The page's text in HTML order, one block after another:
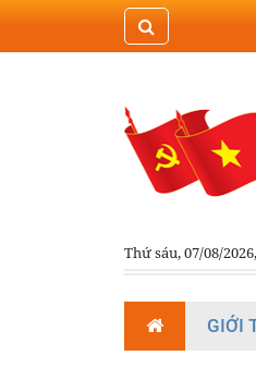
Thứ sáu, 07/08/
GIỚI